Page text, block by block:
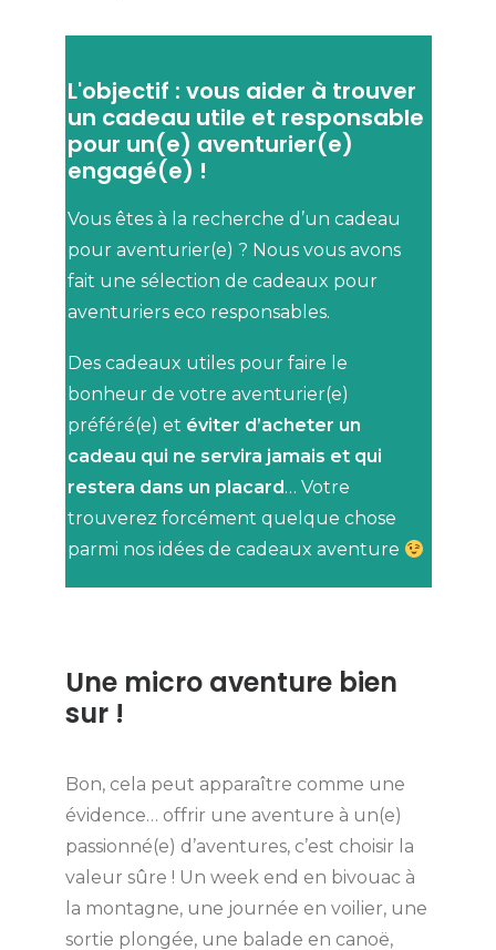
L'objectif : vous aider à trouver
un cadeau utile et responsable
pour un(e) aventurier(e)
engagé(e) !
Vous êtes à la recherche d’un cadeau
pour aventurier(e) ? Nous vous avons
fait une sélection de cadeaux pour
aventuriers eco responsables.
Des cadeaux utiles pour faire le
bonheur de votre aventurier(e)
préféré(e) et éviter d’acheter un
cadeau qui ne servira jamais et qui
restera dans un placard… Votre
trouverez forcément quelque chose
parmi nos idées de cadeaux aventure
Une micro aventure bien
sur !
Bon, cela peut apparaître comme une
évidence… offrir une aventure à un(e)
passionné(e) d’aventures, c’est choisir la
valeur sûre ! Un week end en bivouac à
la montagne, une journée en voilier, une
sortie plongée, une balade en canoë,